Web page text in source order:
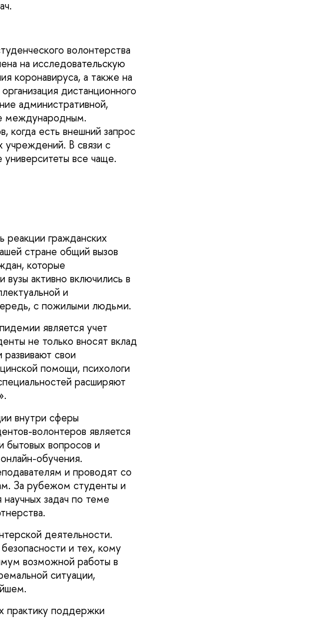
волонтерства
на исследовательскую
коронавируса, а также на
дистанционного
административной,
международным.
когда есть внешний запрос
учреждений. В связи с
все чаще.
реакции гражданских
стране общий вызов
которые
вузы активно включились в
и
с пожилыми людьми.
является учет
не только вносят вклад
свои
помощи, психологи
расширяют
внутри сферы
волонтеров является
бытовых вопросов и
обучения.
и проводят со
За рубежом студенты и
задач по теме
деятельности.
и тех, кому
возможной работы в
ситуации,
практику поддержки